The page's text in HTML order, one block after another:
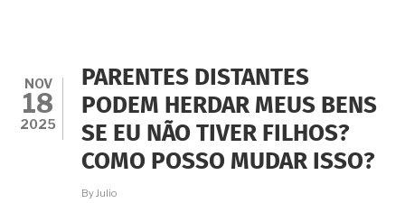
UM
"ESTRANHO"
À
FAMÍLIA:
É
PERMITIDO?
COMO
NOV
18
2025
PARENTES DISTANTES
PODEM HERDAR MEUS BENS
SE EU NÃO TIVER FILHOS?
COMO POSSO MUDAR ISSO?
ByJulio